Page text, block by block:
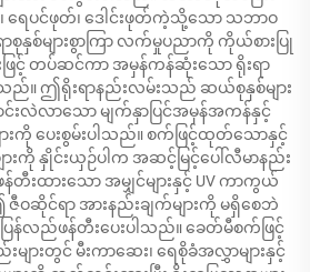
၊ ရေပင်ဖုတ်၊ ဒေါင်းဖုတ်ကဲ့သို့သော သဘာဝ
ာစုနှစ်များစွာကြာ လက်မှုပညာကို ကိုယ်စားပြု
ားဖြင့် တပ်ဆင်ကာ အမှန်ကန်ဆုံးသော ရိုးရာ
ည်။ ဤရိုးရာနည်းလမ်းသည် ဆယ်စုနှစ်များ
ာင်းလဲလာသော မျက်နှာပြင်အမှန်အကန်နှင့်
ကို ပေးစွမ်းပါသည်။ စက်ဖြင့်ထုတ်သောနှင့်
ားကို နှိုင်းယှဉ်ပါက အဆင့်မြင့်ပေါ်လီမာနည်း
န်တီးထားသော အမျှင်များနှင့် UV ကာကွယ်
ဇီဝဆိုင်ရာ အားနည်းချက်များကို မရှိစေဘဲ
ြန်လည်ဖန်တီးပေးပါသည်။ ခေတ်မီစက်ဖြင့်
များတွင် မီးကာဆေး၊ ရေစိုခံအလွှာများနှင့်